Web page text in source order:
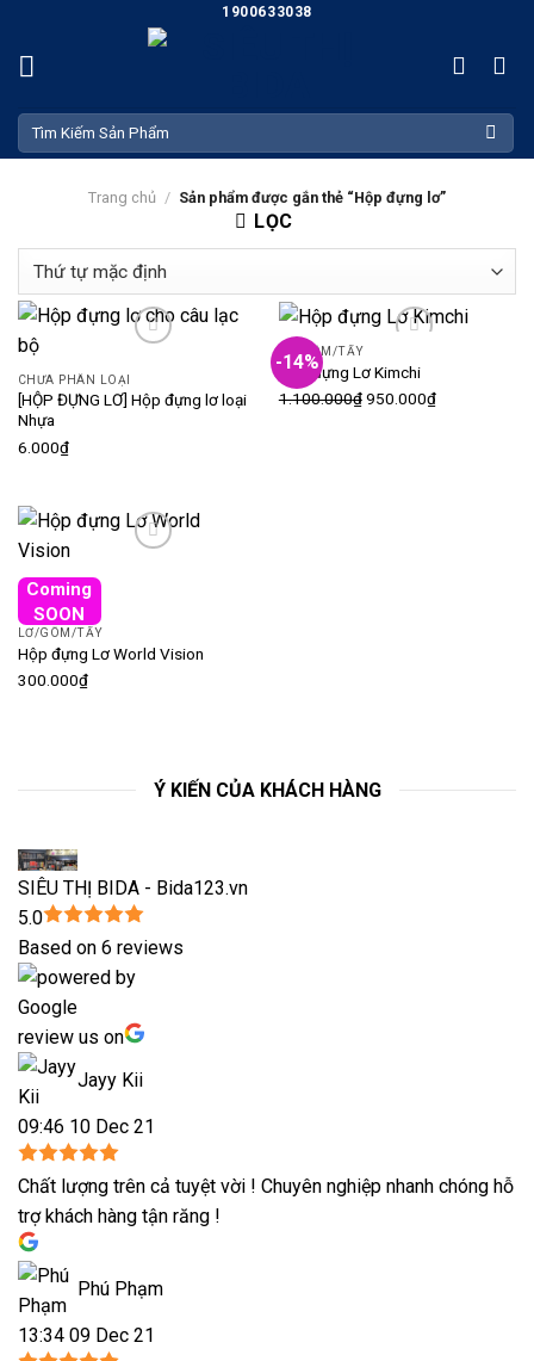
content
1900633038
Tìm
kiếm:
Trang chủ / Sản phẩm được gắn thẻ “Hộp đựng lơ”
LỌC
CHƯA PHÂN LOẠI
[HỘP ĐỰNG LƠ] Hộp đựng lơ loại
Nhựa
6.000₫
-14% Add to wishlist
LƠ/GÔM/TẨY
Hộp đựng Lơ Kimchi
1.100.000₫ 950.000₫
Coming
SOON
LƠ/GÔM/TẨY
Hộp đựng Lơ World Vision
300.000₫
Ý KIẾN CỦA KHÁCH HÀNG
SIÊU THỊ BIDA - Bida123.vn
5.0
Based on 6 reviews
review us on
Jayy Kii
09:46 10 Dec 21
Chất lượng trên cả tuyệt vời ! Chuyên nghiệp nhanh chóng hỗ
trợ khách hàng tận răng !
Phú Phạm
13:34 09 Dec 21